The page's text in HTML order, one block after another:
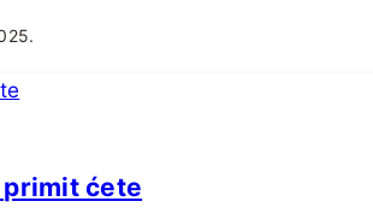
primit ćete